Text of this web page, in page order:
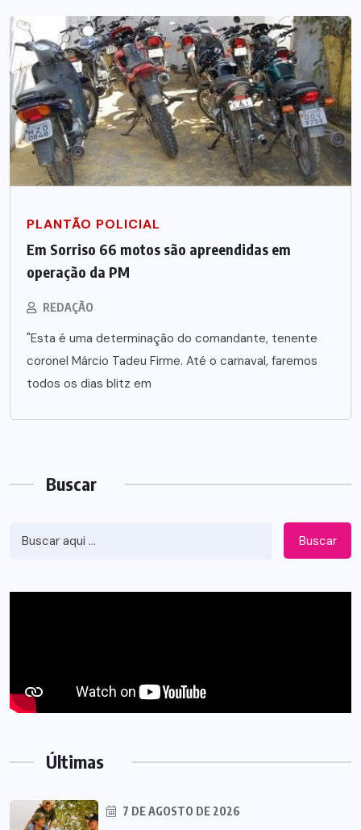
PLANTÃO POLICIAL
Em Sorriso 66 motos são apreendidas em
operação da PM
REDAÇÃO
"Esta é uma determinação do comandante, tenente
coronel Márcio Tadeu Firme. Até o carnaval, faremos
todos os dias blitz em
Buscar
Buscar
Últimas
7 DE AGOSTO DE 2026